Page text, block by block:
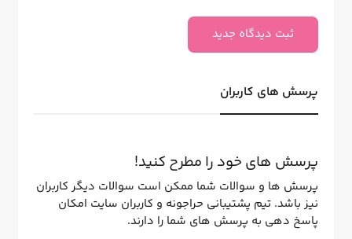
ثبت دیدگاه جدید
پرسش های کاربران
پرسش های خود را مطرح کنید!
پرسش ها و سوالات شما ممکن است سوالات دیگر کاربران
نیز باشد. تیم پشتیبانی حراجونه و کاربران سایت امکان
پاسخ دهی به پرسش های شما را دارند.